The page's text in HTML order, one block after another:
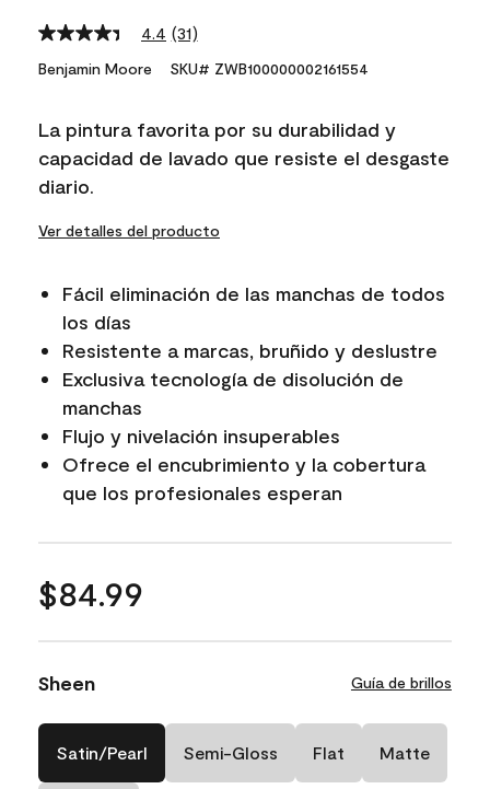
4.4 Read
31
Reviews.
link.
(31)
Benjamin Moore SKU# ZWB100000002161554
La pintura favorita por su durabilidad y
capacidad de lavado que resiste el desgaste
diario.
Ver detalles del producto
Fácil eliminación de las manchas de todos
los días
Resistente a marcas, bruñido y deslustre
Exclusiva tecnología de disolución de
manchas
Flujo y nivelación insuperables
Ofrece el encubrimiento y la cobertura
que los profesionales esperan
$84.99
Sheen Guía de brillos
Satin/Pearl Semi-Gloss Flat Matte